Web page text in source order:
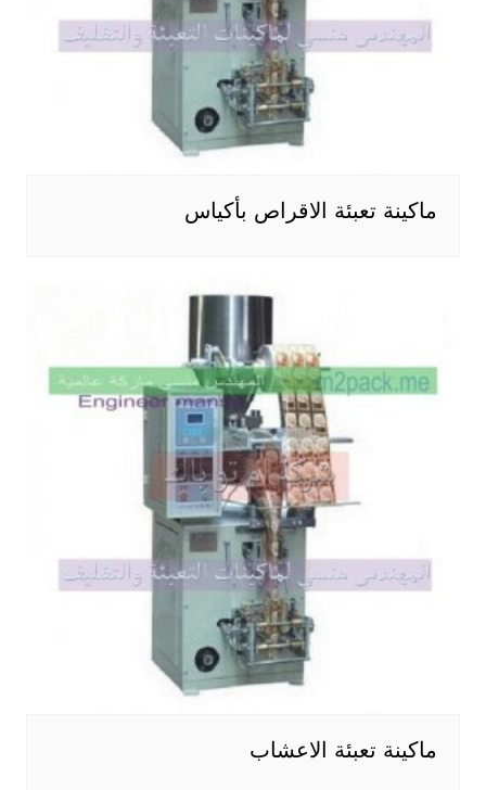
ماكينة تعبئة الاقراص بأكياس
ماكينة تعبئة الاعشاب